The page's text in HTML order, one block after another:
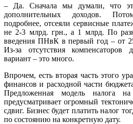
– Да. Сначала мы думали, что
дополнительных доходов.
подробнее, отсеяли сервисные
не 2-3 млрд. грн., а 1 млрд. По
введения ПНвК в первый год – от
Из-за отсутствия
вариант – это много.
Впрочем, есть вторая часть этого
финансов и расходной части
Предложенная модель налога
предусматривает огромный
сдвиг. Бизнес будет платить налог
по состоянию на конкретную дату.